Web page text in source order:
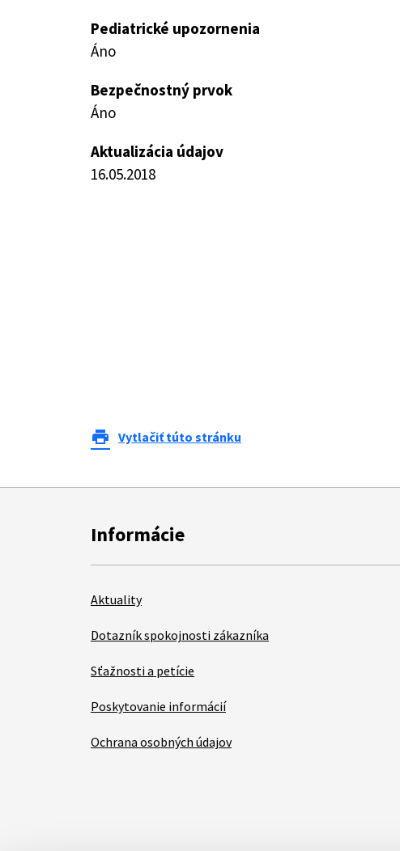
Pediatrické upozornenia
Áno
Bezpečnostný prvok
Áno
Aktualizácia údajov
16.05.2018
print Vytlačiť túto stránku
Informácie
Aktuality
Dotazník spokojnosti zákazníka
Sťažnosti a petície
Poskytovanie informácií
Ochrana osobných údajov